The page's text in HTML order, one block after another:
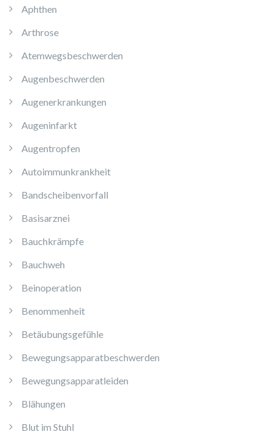
Aphthen
Arthrose
Atemwegsbeschwerden
Augenbeschwerden
Augenerkrankungen
Augeninfarkt
Augentropfen
Autoimmunkrankheit
Bandscheibenvorfall
Basisarznei
Bauchkrämpfe
Bauchweh
Beinoperation
Benommenheit
Betäubungsgefühle
Bewegungsapparatbeschwerden
Bewegungsapparatleiden
Blähungen
Blut im Stuhl